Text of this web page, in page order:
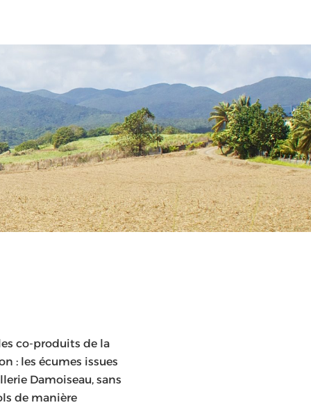
co-produits de la
: les écumes issues
Damoiseau, sans
de manière